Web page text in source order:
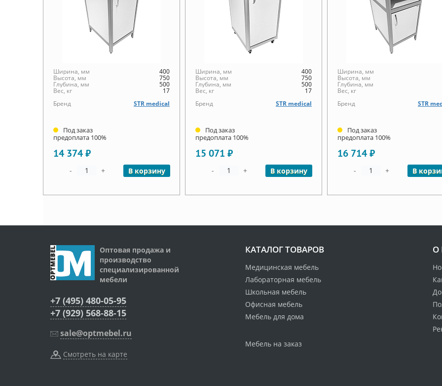
Ширина, мм 400
Высота, мм 750
Глубина, мм 500
Вес, кг
17
Бренд
STR medical
Под заказ
предоплата 100%
14 374 ₽
- + В корзину
Ширина, мм 400
Высота, мм 750
Глубина, мм 500
Вес, кг
17
Бренд
STR medical
Под заказ
предоплата 100%
15 071 ₽
- + В корзину
Ширина, мм
Высота, мм
Глубина, мм
Вес, кг
Бренд
STR
Под заказ
предоплата 100%
16 714 ₽
- + В
Оптовая продажа и
производство
специализированной
мебели
+7 (495) 480-05-95
+7 (929) 568-88-15
sale@optmebel.ru
Смотреть на карте
КАТАЛОГ ТОВАРОВ
Медицинская мебель
Лабораторная мебель
Школьная мебель
Офисная мебель
Мебель для дома
Мебель на заказ
О